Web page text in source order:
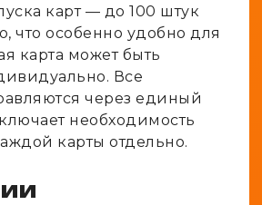
карт — до 100 штук
что особенно удобно для
карта может быть
Все
через единый
необходимость
карты отдельно.